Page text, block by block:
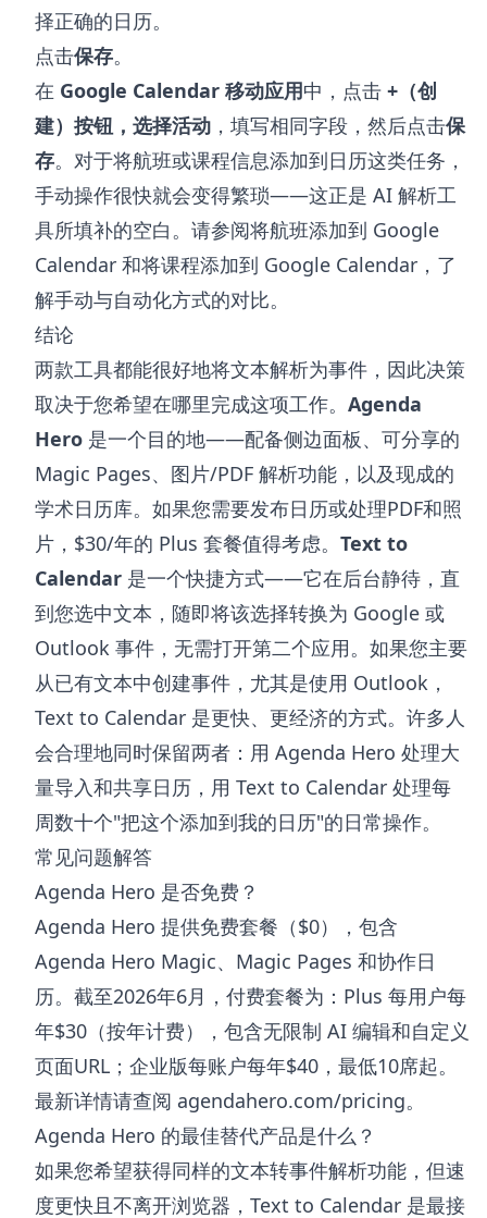
择正确的日历。
点击保存。
在 Google Calendar 移动应用中，点击 +（创
建） 按钮，选择活动 ，填写相同字段，然后点击保
存。对于将航班或课程信息添加到日历这类任务，
手动操作很快就会变得繁琐——这正是 AI 解析工
具所填补的空白。请参阅将航班添加到 Google
Calendar 和将课程添加到 Google Calendar ，了
解手动与自动化方式的对比。
结论
两款工具都能很好地将文本解析为事件，因此决策
取决于您希望在哪里完成这项工作。 Agenda
Hero 是一个目的地——配备侧边面板、可分享的
Magic Pages、图片/PDF 解析功能，以及现成的
学术日历库。如果您需要发布日历或处理PDF和照
片，$30/年的 Plus 套餐值得考虑。 Text to
Calendar 是一个快捷方式——它在后台静待，直
到您选中文本，随即将该选择转换为 Google 或
Outlook 事件，无需打开第二个应用。如果您主要
从已有文本中创建事件，尤其是使用 Outlook，
Text to Calendar 是更快、更经济的方式。许多人
会合理地同时保留两者：用 Agenda Hero 处理大
量导入和共享日历，用 Text to Calendar 处理每
周数十个"把这个添加到我的日历"的日常操作。
常见问题解答
Agenda Hero 是否免费？
Agenda Hero 提供免费套餐（$0），包含
Agenda Hero Magic、Magic Pages 和协作日
历。截至2026年6月，付费套餐为：Plus 每用户每
年$30（按年计费），包含无限制 AI 编辑和自定义
页面URL；企业版每账户每年$40，最低10席起。
最新详情请查阅 agendahero.com/pricing。
Agenda Hero 的最佳替代产品是什么？
如果您希望获得同样的文本转事件解析功能，但速
度更快且不离开浏览器，Text to Calendar 是最接